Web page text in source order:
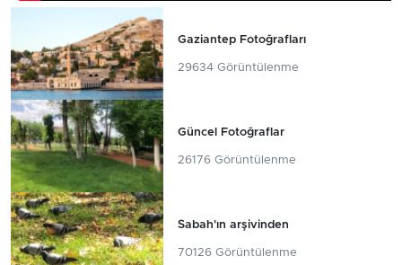
Gaziantep Fotoğrafları
29634 Görüntülenme
Güncel Fotoğraflar
26176 Görüntülenme
Sabah'ın arşivinden
70126 Görüntülenme